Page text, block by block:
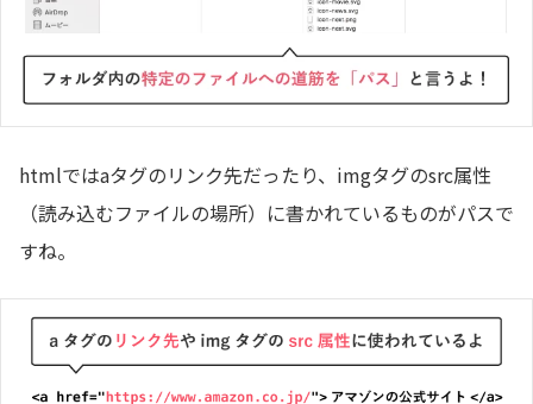
htmlではaタグのリンク先だったり、imgタグのsrc属性
（読み込むファイルの場所）に書かれているものがパスで
すね。